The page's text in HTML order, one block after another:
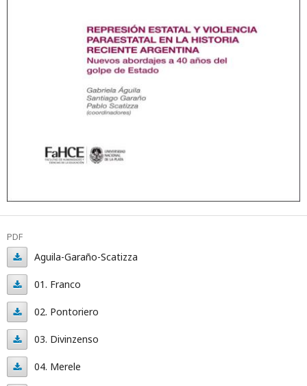
PDF
Aguila-Garaño-Scatizza
Aguila-
Garaño-
Scatizza
01. Franco
01.
Franco
02. Pontoriero
02.
Pontoriero
03. Divinzenso
03.
Divinzenso
04. Merele